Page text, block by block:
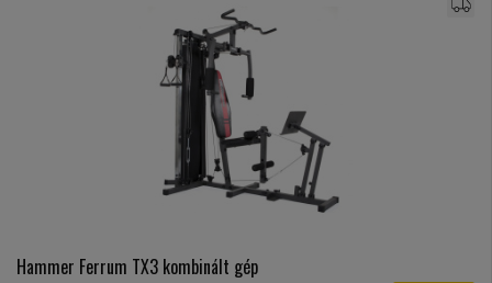
Hammer Ferrum TX3 kombinált gép